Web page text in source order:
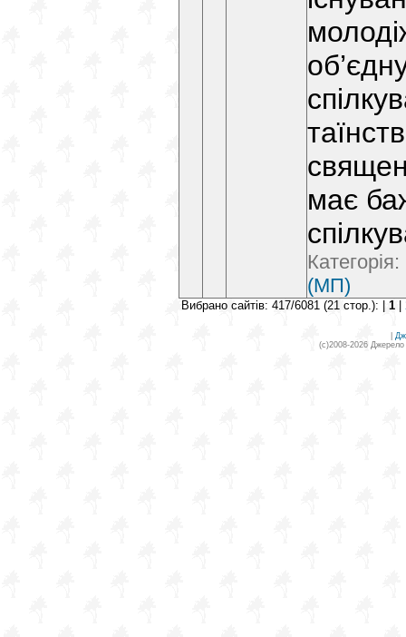
має
Категорія:
(МП)
Вибрано сайтів: 417/6081 (21 стор.): | 1
(c)2008-2026